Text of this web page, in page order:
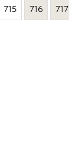
715 716 717